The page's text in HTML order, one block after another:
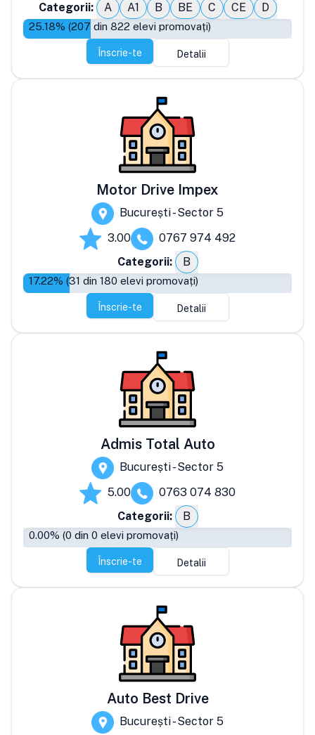
Categorii:
A A1 B BE C CE D
25.18% (207 din 822 elevi promovați)
Înscrie-te Detalii
Motor Drive Impex
București - Sector 5
3.00
0767 974 492
Categorii:
B
17.22% (31 din 180 elevi promovați)
Înscrie-te Detalii
Admis Total Auto
București - Sector 5
5.00
0763 074 830
Categorii:
B
0.00% (0 din 0 elevi promovați)
Înscrie-te Detalii
Auto Best Drive
București - Sector 5